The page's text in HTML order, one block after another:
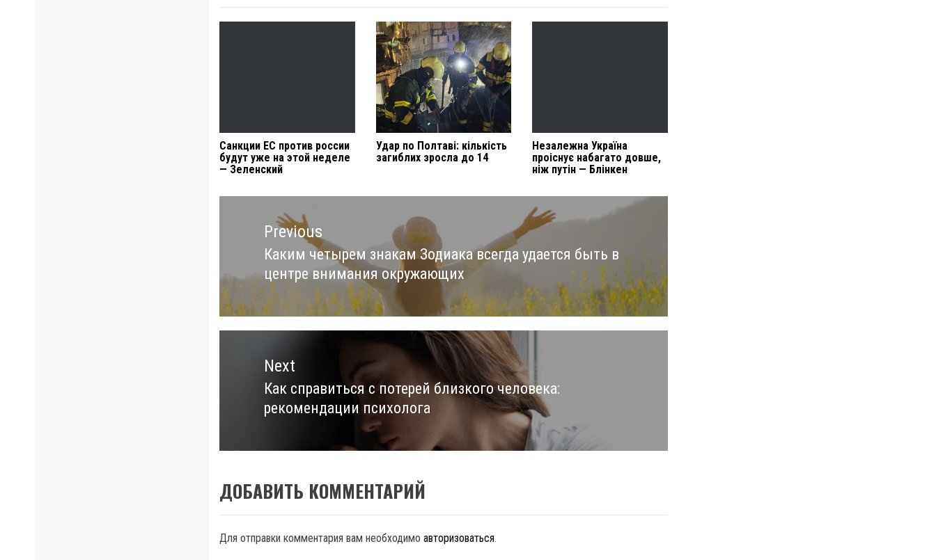
Санкции ЕС против россии
будут уже на этой неделе
— Зеленский
Удар по Полтаві: кількість
загиблих зросла до 14
Незалежна Україна
проіснує набагато довше,
ніж путін — Блінкен
Навигация
записямPrevious
Previous
post:
Каким четырем знакам Зодиака всегда удается быть в
центре внимания окружающих
Next
Next
post:
Как справиться с потерей близкого человека:
рекомендации психолога
ДОБАВИТЬ КОММЕНТАРИЙ
Для отправки комментария вам необходимо авторизоваться.